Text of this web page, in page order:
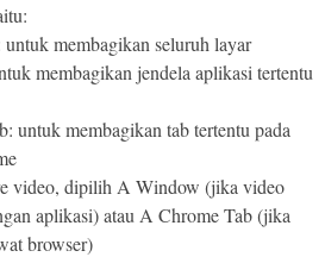
untuk membagikan seluruh layar
membagikan jendela aplikasi tertentu
untuk membagikan tab tertentu pada
video, dipilih A Window (jika video
aplikasi) atau A Chrome Tab (jika
browser)